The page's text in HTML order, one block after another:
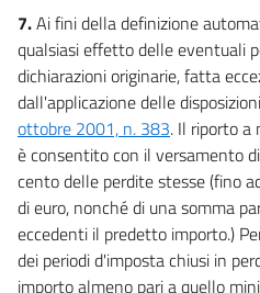
82
83
84
85
86
87
88
89
7.Ai fini della definizione
qualsiasi effetto delle eventuali
dichiarazioni originarie, fatta
dall'applicazione delle
ottobre 2001, n. 383. Il riporto a
è consentito con il versamento
cento delle perdite stesse (fino
di euro, nonché di una somma
eccedenti il predetto importo.)
dei periodi d'imposta chiusi in
importo almeno pari a quello